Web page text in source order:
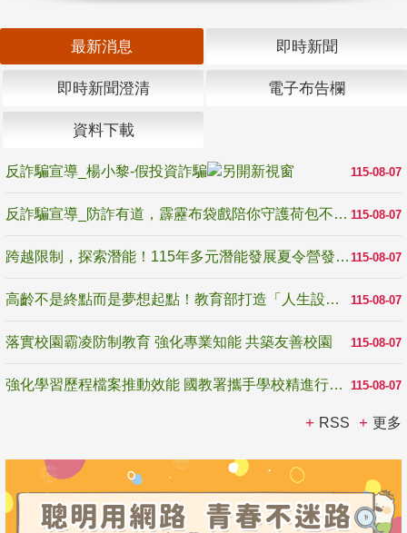
最新消息 即時新聞
即時新聞澄清 電子布告欄
資料下載
115-08-07
反詐騙宣導_楊小黎-假投資詐騙
115-08-07
反詐騙宣導_防詐有道，霹靂布袋戲陪你守護荷包不受騙
115-08-07
跨越限制，探索潛能！115年多元潛能發展夏令營發掘生命無限可能
115-08-07
高齡不是終點而是夢想起點！教育部打造「人生設計夢工場」 參展第3屆高齡健康產業博覽會
115-08-07
落實校園霸凌防制教育 強化專業知能 共築友善校園
115-08-07
強化學習歷程檔案推動效能 國教署攜手學校精進行政與教學支持
RSS 更多